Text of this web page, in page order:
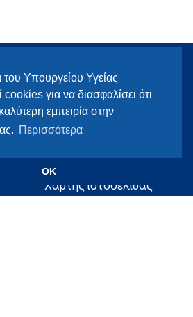
του Υπουργείου Υγείας
cookies για να διασφαλίσει ότι
εμπειρία στην
Περισσότερα
OK
Υγεία
Χάρτης ιστοσελίδας